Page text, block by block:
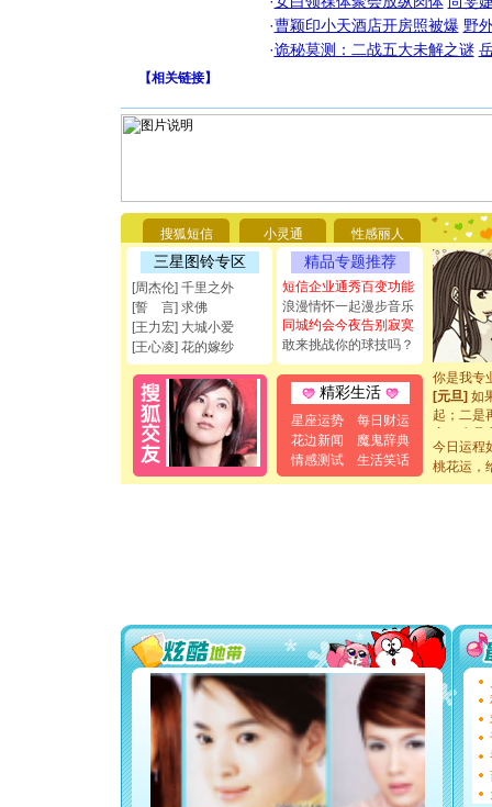
·曹颖印小天酒店开房照被爆 野
·诡秘莫测：二战五大未解之谜
【相关链接】
搜狐短信 小灵通 性感丽人
三星图铃专区
[周杰伦] 千里之外
[誓 言] 求佛
[王力宏] 大城小爱
[王心凌] 花的嫁纱
精品专题推荐
短信企业通秀百变功能
浪漫情怀一起漫步音乐
同城约会今夜告别寂寞
敢来挑战你的球技吗？
精彩生活
星座运势
每日财运
花边新闻
魔鬼辞典
情感测试
生活笑话
你太多，
要平安！
[圣诞节]
能正大光
都要快乐
[圣诞节]
如意,快
[元旦]看
断电。爱
你是我专
[元旦]如
起；二是
离。水晶
[元旦]当
泣，这痛
卖了。水
你太多，
要平安
[圣诞节]
能正大
都要快乐
[圣诞节]
如意,快
[元旦]
看
断电。
你是我
今日运程
桃花运，